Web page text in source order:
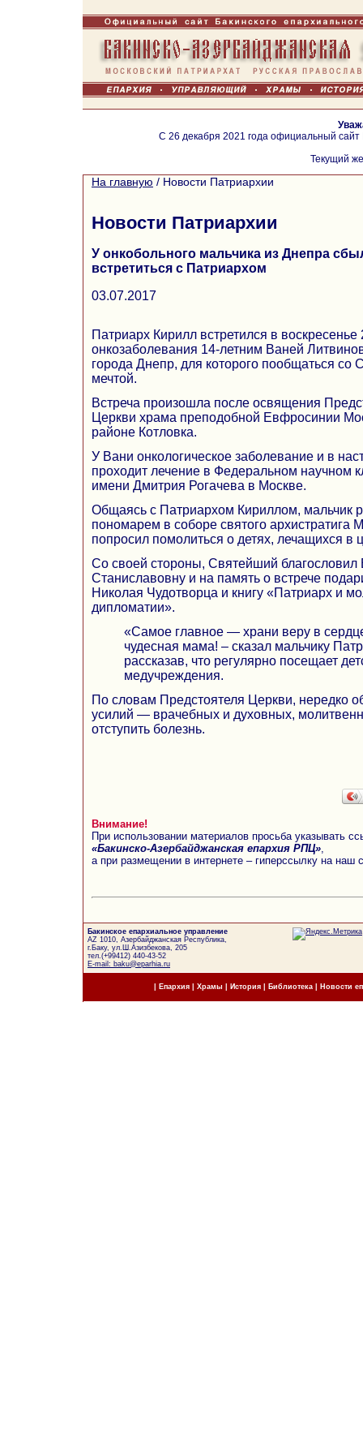
С 26 декабря 2021 года официальный
Текущий
На главную / Новости Патриархии
Новости Патриархии
У онкобольного мальчика из Днепра
встретиться с Патриархом
03.07.2017
Патриарх Кирилл встретился в
онкозаболевания 14-летним Ваней
города Днепр, для которого пообщаться
мечтой.
Встреча произошла после освящения
Церкви храма преподобной Евфросинии
районе Котловка.
У Вани онкологическое заболевание и в
проходит лечение в Федеральном научном
имени Дмитрия Рогачева в Москве.
Общаясь с Патриархом Кириллом, мальчик
пономарем в соборе святого архистратига
попросил помолиться о детях, лечащихся в
Со своей стороны, Святейший
Станиславовну и на память о встрече
Николая Чудотворца и книгу «Патриарх и
дипломатии».
«Самое главное — храни веру в
чудесная мама! – сказал мальчику
рассказав, что регулярно посещает
медучреждения.
По словам Предстоятеля Церкви, нередко
усилий — врачебных и духовных,
отступить болезнь.
Внимание!
При использовании материалов просьба указывать
«Бакинско-Азербайджанская епархия РПЦ»
а при размещении в интернете – гиперссылку на наш
Бакинское епархиальное управление
AZ 1010, Азербайджанская Республика,
г.Баку, ул.Ш.Азизбекова, 205
тел.(+99412) 440-43-52
E-mail: baku@eparhia.ru
Епархия| Храмы История| Библиотека Новости